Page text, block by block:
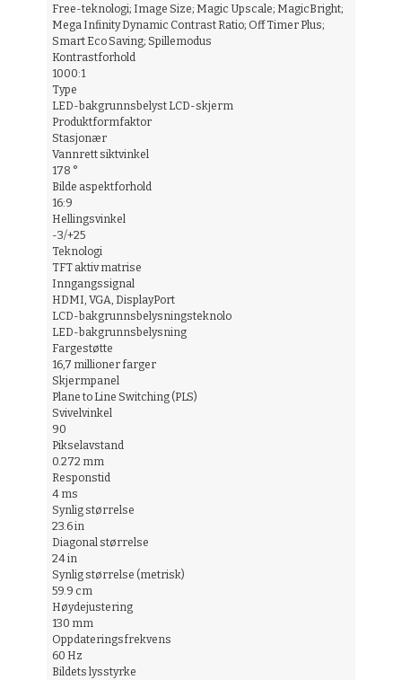
Free-teknologi; Image Size; Magic Upscale; MagicBright;
Mega Infinity Dynamic Contrast Ratio; Off Timer Plus;
Smart Eco Saving; Spillemodus
Kontrastforhold
1000:1
Type
LED-bakgrunnsbelyst LCD-skjerm
Produktformfaktor
Stasjonær
Vannrett siktvinkel
178 °
Bilde aspektforhold
16:9
Hellingsvinkel
-3/+25
Teknologi
TFT aktiv matrise
Inngangssignal
HDMI, VGA, DisplayPort
LCD-bakgrunnsbelysningsteknolo
LED-bakgrunnsbelysning
Fargestøtte
16,7 millioner farger
Skjermpanel
Plane to Line Switching (PLS)
Svivelvinkel
90
Pikselavstand
0.272 mm
Responstid
4 ms
Synlig størrelse
23.6 in
Diagonal størrelse
24 in
Synlig størrelse (metrisk)
59.9 cm
Høydejustering
130 mm
Oppdateringsfrekvens
60 Hz
Bildets lysstyrke